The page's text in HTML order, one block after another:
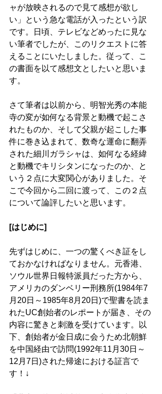
ャが放映されるので見て感想が欲し
い」という急な電話が入ったという訳
です。日頃、テレビなどめったに見な
い筆者でしたが、このリクエストに答
えることにいたしました。従って、こ
の書面を以て感想文としたいと思いま
す。
さて筆者は以前から、明智光秀の本能
寺の変が如何なる背景と動機で起こさ
れたものか、そして父親が起こした事
件に巻き込まれて、数奇な運命に翻弄
された細川ガラシャは、如何なる経緯
と動機でキリシタンになったのか、と
いう２点に大変関心がありました。そ
こで今回から二回に渡って、この２点
について論評したいと思います。
[はじめに]
先ずはじめに、一つの驚くべき証をし
ておかなければなりません。元香港、
ソウル世界日報特派員だった方から、
アメリカのダンベリー刑務所(1984年7
月20日～1985年8月20日)で聖書を読ま
れたUC創始者のレポートが届き、その
内容に驚きと刺激を受けています。以
下、創始者が金日成に会うため北朝鮮
を中国経由で訪問(1992年11月30日～
12月7日)された帰途における証言で
す！↓